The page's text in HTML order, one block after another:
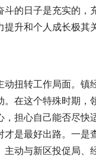
的日子是充实的
升和个人成长极其
动扭转工作局面。
在这个特殊时期
担心自己能否尽
是最好出路。一
动与新区投促局